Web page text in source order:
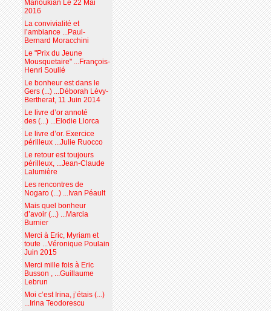
Manoukian Le 22 Mai
2016
La convivialité et
l’ambiance ...Paul-
Bernard Moracchini
Le "Prix du Jeune
Mousquetaire" ...François-
Henri Soulié
Le bonheur est dans le
Gers (...) ...Déborah Lévy-
Bertherat, 11 Juin 2014
Le livre d’or annoté
des (...) ...Elodie Llorca
Le livre d’or. Exercice
périlleux ...Julie Ruocco
Le retour est toujours
périlleux, ...Jean-Claude
Lalumière
Les rencontres de
Nogaro (...) ...Ivan Péault
Mais quel bonheur
d’avoir (...) ...Marcia
Burnier
Merci à Eric, Myriam et
toute ...Véronique Poulain
Juin 2015
Merci mille fois à Eric
Busson , ...Guillaume
Lebrun
Moi c’est Irina, j’étais (...)
...Irina Teodorescu